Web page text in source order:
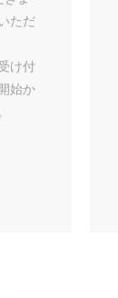
ただ
け付
始か